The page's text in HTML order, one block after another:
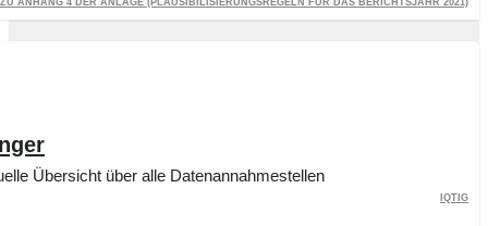
Übersicht über alle Datenannahmestellen
IQTIG